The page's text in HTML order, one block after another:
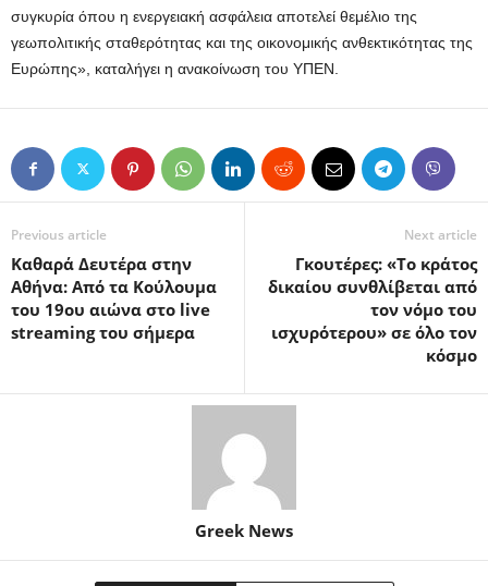
συγκυρία όπου η ενεργειακή ασφάλεια αποτελεί θεμέλιο της
γεωπολιτικής σταθερότητας και της οικονομικής ανθεκτικότητας της
Ευρώπης», καταλήγει η ανακοίνωση του ΥΠΕΝ.
Previous article
Καθαρά Δευτέρα στην
Αθήνα: Από τα Κούλουμα
του 19ου αιώνα στο live
streaming του σήμερα
Next article
Γκουτέρες: «Το κράτος
δικαίου συνθλίβεται από
τον νόμο του
ισχυρότερου» σε όλο τον
κόσμο
Greek News